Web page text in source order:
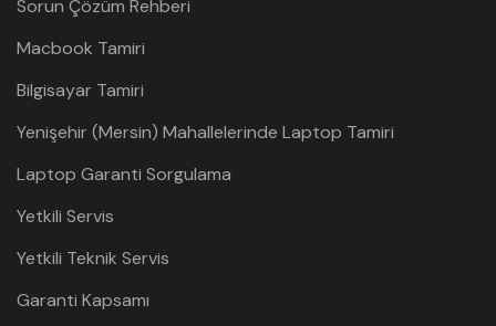
Sorun Çözüm Rehberi
Macbook Tamiri
Bilgisayar Tamiri
Yenişehir (Mersin) Mahallelerinde Laptop Tamiri
Laptop Garanti Sorgulama
Yetkili Servis
Yetkili Teknik Servis
Garanti Kapsamı